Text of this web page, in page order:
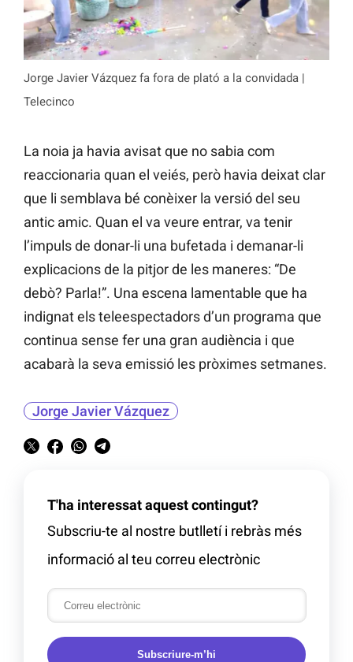
Jorge Javier Vázquez fa fora de plató a la convidada |
Telecinco
La noia ja havia avisat que no sabia com
reaccionaria quan el veiés, però havia deixat clar
que li semblava bé conèixer la versió del seu
antic amic. Quan el va veure entrar, va tenir
l’impuls de donar-li una bufetada i demanar-li
explicacions de la pitjor de les maneres: “De
debò? Parla!”. Una escena lamentable que ha
indignat els teleespectadors d’un programa que
continua sense fer una gran audiència i que
acabarà la seva emissió les pròximes setmanes.
Jorge Javier Vázquez
T'ha interessat aquest contingut?
Subscriu-te al nostre butlletí i rebràs més
informació al teu correu electrònic
Subscriure-m’hi